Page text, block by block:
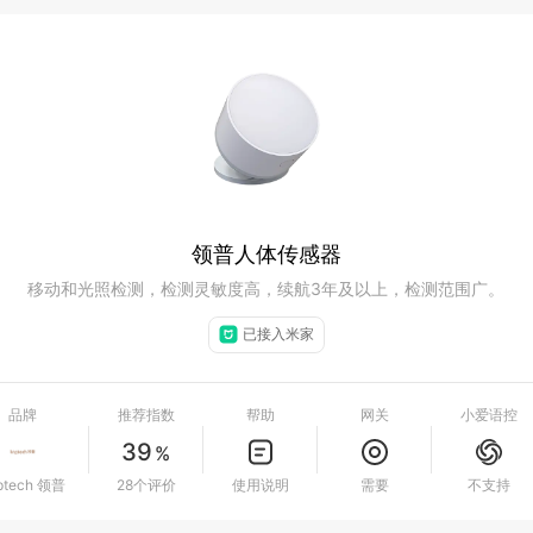
领普人体传感器
移动和光照检测，检测灵敏度高，续航3年及以上，检测范围广。
已接入米家
品牌
领普
推荐指数
39 %
28个评价
帮助
使用说明
网关
需要
小爱语控
不支持